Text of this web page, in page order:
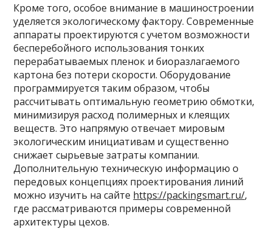
Кроме того, особое внимание в машиностроении
уделяется экологическому фактору. Современные
аппараты проектируются с учетом возможности
бесперебойного использования тонких
перерабатываемых пленок и биоразлагаемого
картона без потери скорости. Оборудование
программируется таким образом, чтобы
рассчитывать оптимальную геометрию обмотки,
минимизируя расход полимерных и клеящих
веществ. Это напрямую отвечает мировым
экологическим инициативам и существенно
снижает сырьевые затраты компании.
Дополнительную техническую информацию о
передовых концепциях проектирования линий
можно изучить на сайте https://packingsmart.ru/,
где рассматриваются примеры современной
архитектуры цехов.